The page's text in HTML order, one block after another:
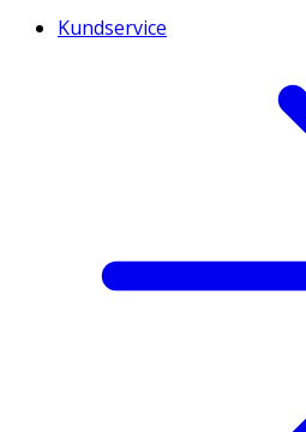
Kundservice